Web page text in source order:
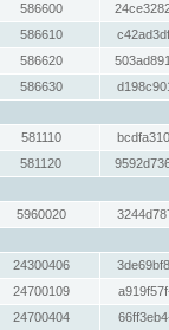
586600
586610
586620
586630
581110
581120
5960020
24300406
24700109
24700404